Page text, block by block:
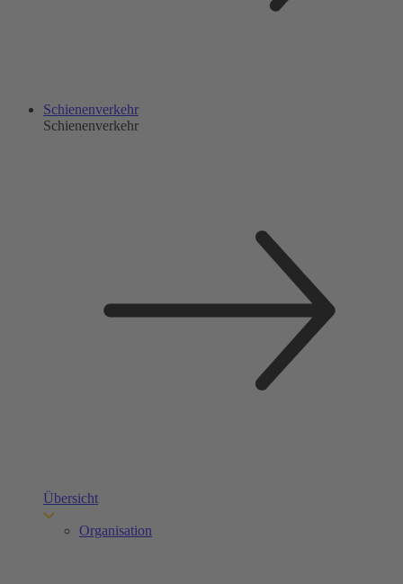
Schienenverkehr
Schienenverkehr
Übersicht
Organisation